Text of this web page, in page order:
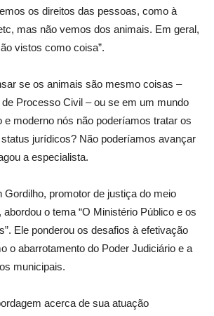
os direitos das pessoas, como à
mas não vemos dos animais. Em geral,
vistos como coisa”.
se os animais são mesmo coisas –
Processo Civil – ou se em um mundo
e moderno nós não poderíamos tratar os
jurídicos? Não poderíamos avançar
a especialista.
Gordilho, promotor de justiça do meio
abordou o tema “O Ministério Público e os
Ele ponderou os desafios à efetivação
o abarrotamento do Poder Judiciário e a
municipais.
acerca de sua atuação